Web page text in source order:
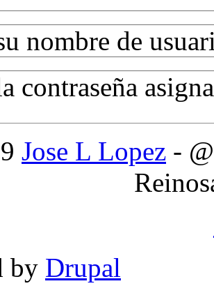
nombre de
contraseña
Jose L Lopez -
by Drupal